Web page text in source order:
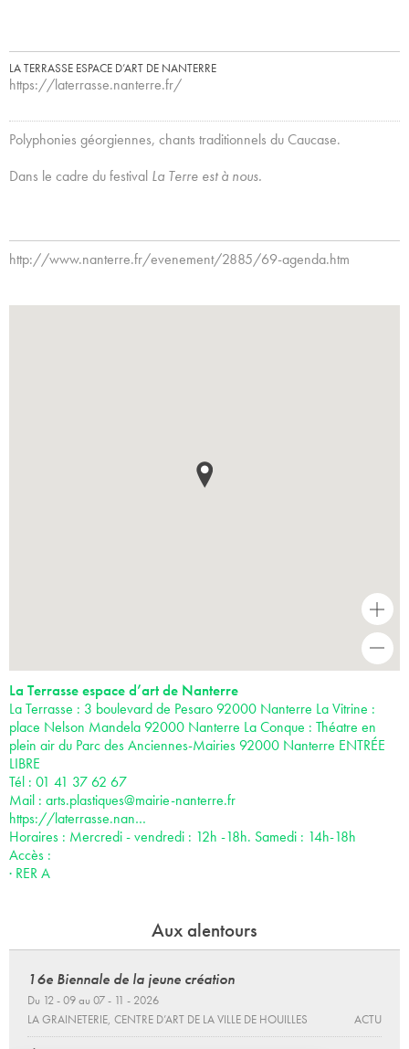
LA TERRASSE ESPACE D’ART DE NANTERRE
https://laterrasse.nanterre.fr/
Polyphonies géorgiennes, chants traditionnels du Caucase.
Dans le cadre du festival La Terre est à nous.
http://www.nanterre.fr/evenement/2885/69-agenda.htm
+
La Terrasse espace d’art de Nanterre
La Terrasse : 3 boulevard de Pesaro 92000 Nanterre La Vitrine :
place Nelson Mandela 92000 Nanterre La Conque : Théatre en
plein air du Parc des Anciennes-Mairies 92000 Nanterre ENTRÉE
LIBRE
Tél : 01 41 37 62 67
Mail : arts.plastiques@mairie-nanterre.fr
https://laterrasse.nan…
Horaires : Mercredi - vendredi : 12h -18h. Samedi : 14h-18h
Accès :
· RER A
Aux alentours
16e Biennale de la jeune création
Du 12 - 09 au 07 - 11 - 2026
LA GRAINETERIE, CENTRE D’ART DE LA VILLE DE HOUILLES
ACTU